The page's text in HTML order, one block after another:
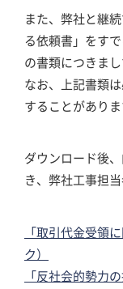
また、弊社と継
る依頼書」をす
の書類につきま
なお、上記書類
することがありま
ダウンロード後
き、弊社工事担
「取引代金受領
ク）
「反社会的勢力